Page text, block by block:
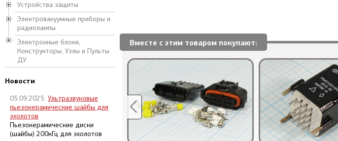
Устройства защиты
Электровакуумные приборы и
радиолампы
Электронные блоки,
Конструкторы, Узлы и Пульты
ДУ
Новости
05.09.2025: Ультразвуковые
пьезокерамические шайбы для
эхолотов
Пьезокерамические диски
(шайбы) 200кГц для эхолотов
Вместе с этим товаром покупают: